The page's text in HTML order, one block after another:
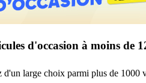
d'occasion à moins de
d'un large choix parmi plus de 1000